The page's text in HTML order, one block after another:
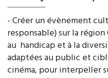
- Créer un évènement
responsable) sur la
au handicap et à la
adaptées au public et
cinéma, pour interpeller